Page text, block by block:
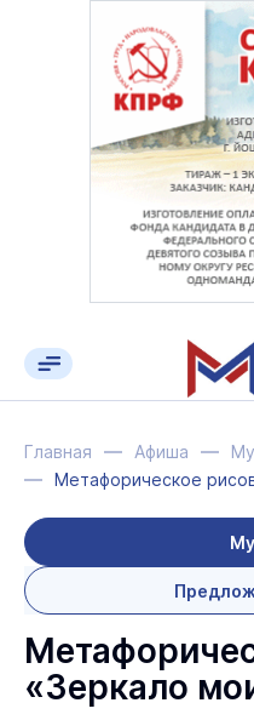
Главная Афиша
Метафорическое
«Зеркало